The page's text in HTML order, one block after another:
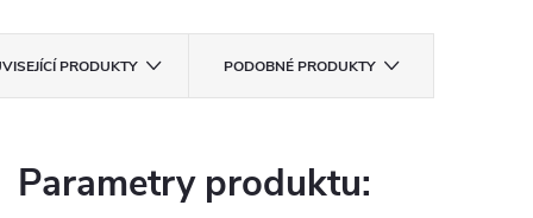
PRODUKTY PODOBNÉ PRODUKTY
Parametry produktu: